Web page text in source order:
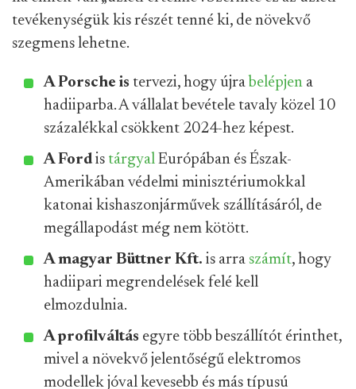
tevékenységük kis részét tenné ki, de növekvő
szegmens lehetne.
A Porsche is tervezi, hogy újra belépjen a
hadiiparba. A vállalat bevétele tavaly közel 10
százalékkal csökkent 2024-hez képest.
A Ford is tárgyal Európában és Észak-
Amerikában védelmi minisztériumokkal
katonai kishaszonjárművek szállításáról, de
megállapodást még nem kötött.
A magyar Büttner Kft. is arra számít, hogy
hadiipari megrendelések felé kell
elmozdulnia.
A profilváltás egyre több beszállítót érinthet,
mivel a növekvő jelentőségű elektromos
modellek jóval kevesebb és más típusú